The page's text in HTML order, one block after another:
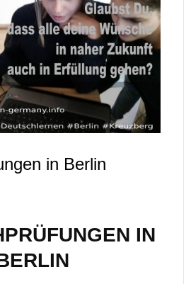
in Berlin
IN